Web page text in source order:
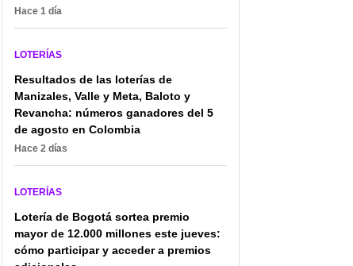
Hace 1 día
LOTERÍAS
Resultados de las loterías de
Manizales, Valle y Meta, Baloto y
Revancha: números ganadores del 5
de agosto en Colombia
Hace 2 días
LOTERÍAS
Lotería de Bogotá sortea premio
mayor de 12.000 millones este jueves:
cómo participar y acceder a premios